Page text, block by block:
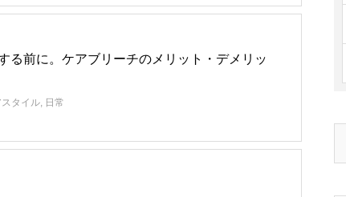
る前に。ケアブリーチのメリット・デメリッ
タイル, 日常